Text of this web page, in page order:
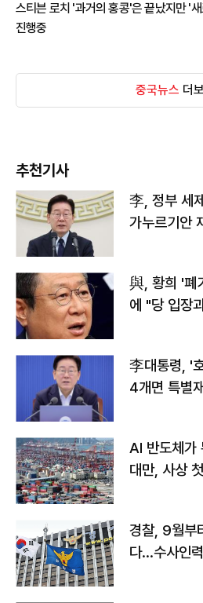
스티븐 로치 '과거의 홍콩'은 끝났지만 '
진행중
중국뉴스 더
추천기사
李, 정부 세
가누르기안
與, 황희 '폐
에 "당 입장
李대통령, '
4개면 특별
AI 반도체가
대만, 사상
경찰, 9월부
다…수사인